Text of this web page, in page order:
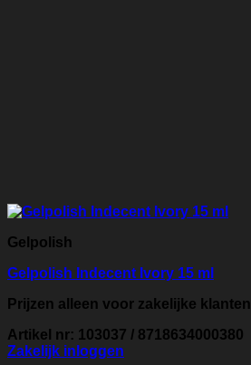
Gelpolish
Gelpolish Indecent Ivory 15 ml
Prijzen alleen voor zakelijke klanten
Artikel nr: 103037 / 8718634000380
Zakelijk inloggen